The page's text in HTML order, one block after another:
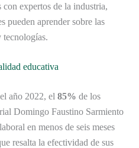
con expertos de la industria,
pueden aprender sobre las
tecnologías.
educativa
año 2022, el 85% de los
Domingo Faustino Sarmiento
en menos de seis meses
resalta la efectividad de sus